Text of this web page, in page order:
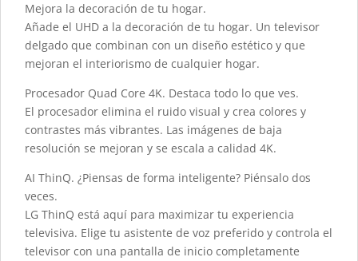
Mejora la decoración de tu hogar.
Añade el UHD a la decoración de tu hogar. Un televisor
delgado que combinan con un diseño estético y que
mejoran el interiorismo de cualquier hogar.
Procesador Quad Core 4K. Destaca todo lo que ves.
El procesador elimina el ruido visual y crea colores y
contrastes más vibrantes. Las imágenes de baja
resolución se mejoran y se escala a calidad 4K.
AI ThinQ. ¿Piensas de forma inteligente? Piénsalo dos
veces.
LG ThinQ está aquí para maximizar tu experiencia
televisiva. Elige tu asistente de voz preferido y controla el
televisor con una pantalla de inicio completamente